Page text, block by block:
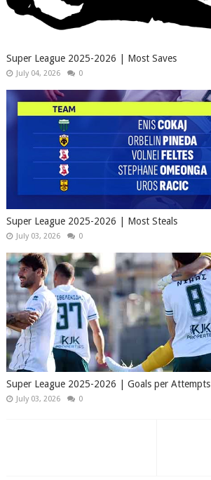
Super League 2025-2026 | Most Saves
July 04, 2026 0
Super League 2025-2026 | Most Steals
July 03, 2026 0
Super League 2025-2026 | Goals per Attempts
July 03, 2026 0